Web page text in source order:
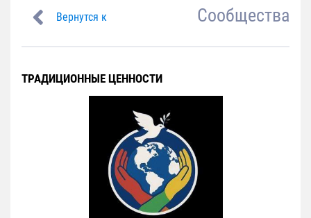
Вернутся к Сообщества
ТРАДИЦИОННЫЕ ЦЕННОСТИ